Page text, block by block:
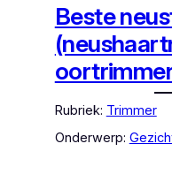
Beste
Rubriek: Trimmer
Onderwerp: